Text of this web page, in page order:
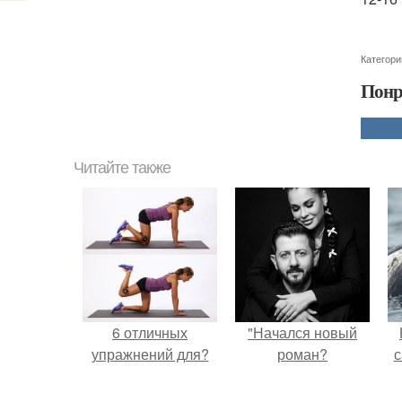
Читайте также
6 отличных
упражнений для?
"Начался новый
роман?